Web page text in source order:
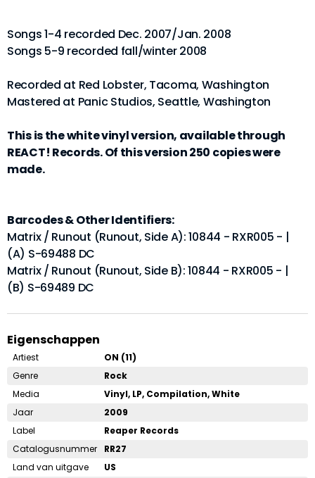
Songs 1-4 recorded Dec. 2007/Jan. 2008
Songs 5-9 recorded fall/winter 2008
Recorded at Red Lobster, Tacoma, Washington
Mastered at Panic Studios, Seattle, Washington
This is the white vinyl version, available through
REACT! Records. Of this version 250 copies were
made.
Barcodes & Other Identifiers:
Matrix / Runout (Runout, Side A): 10844 - RXR005 - |
(A) S-69488 DC
Matrix / Runout (Runout, Side B): 10844 - RXR005 - |
(B) S-69489 DC
Eigenschappen
Artiest
ON (11)
Genre
Rock
Media
Vinyl, LP, Compilation, White
Jaar
2009
Label
Reaper Records
Catalogusnummer
RR27
Land van uitgave
US